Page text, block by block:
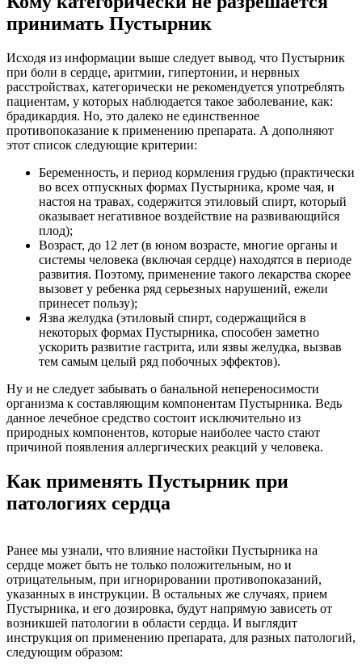
принимать Пустырник
Исходя из информации выше следует вывод, что Пустырник
при боли в сердце, аритмии, гипертонии, и нервных
расстройствах, категорически не рекомендуется употреблять
пациентам, у которых наблюдается такое заболевание, как:
брадикардия. Но, это далеко не единственное
противопоказание к применению препарата. А дополняют
этот список следующие критерии:
Беременность, и период кормления грудью (практически
во всех отпускных формах Пустырника, кроме чая, и
настоя на травах, содержится этиловый спирт, который
оказывает негативное воздействие на развивающийся
плод);
Возраст, до 12 лет (в юном возрасте, многие органы и
системы человека (включая сердце) находятся в периоде
развития. Поэтому, применение такого лекарства скорее
вызовет у ребенка ряд серьезных нарушений, ежели
принесет пользу);
Язва желудка (этиловый спирт, содержащийся в
некоторых формах Пустырника, способен заметно
ускорить развитие гастрита, или язвы желудка, вызвав
тем самым целый ряд побочных эффектов).
Ну и не следует забывать о банальной непереносимости
организма к составляющим компонентам Пустырника. Ведь
данное лечебное средство состоит исключительно из
природных компонентов, которые наиболее часто стают
причиной появления аллергических реакций у человека.
Как применять Пустырник при
патологиях сердца
Ранее мы узнали, что влияние настойки Пустырника на
сердце может быть не только положительным, но и
отрицательным, при игнорировании противопоказаний,
указанных в инструкции. В остальных же случаях, прием
Пустырника, и его дозировка, будут напрямую зависеть от
возникшей патологии в области сердца. И выглядит
инструкция оп применению препарата, для разных патологий,
следующим образом: